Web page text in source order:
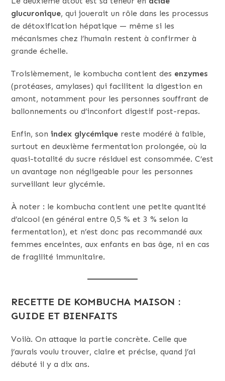
glucuronique, qui jouerait un rôle dans les processus
de détoxification hépatique — même si les
mécanismes chez l’humain restent à confirmer à
grande échelle.
Troisièmement, le kombucha contient des enzymes
(protéases, amylases) qui facilitent la digestion en
amont, notamment pour les personnes souffrant de
ballonnements ou d’inconfort digestif post-repas.
Enfin, sonindex glycémique reste modéré à faible,
surtout en deuxième fermentation prolongée, où la
quasi-totalité du sucre résiduel est consommée. C’est
un avantage non négligeable pour les personnes
surveillant leur glycémie.
À noter : le kombucha contient une petite quantité
d’alcool (en général entre 0,5 % et 3 % selon la
fermentation), et n’est donc pas recommandé aux
femmes enceintes, aux enfants en bas âge, ni en cas
de fragilité immunitaire.
RECETTE DE KOMBUCHA MAISON :
GUIDE ET BIENFAITS
Voilà. On attaque la partie concrète. Celle que
j’aurais voulu trouver, claire et précise, quand j’ai
débuté il y a dix ans.